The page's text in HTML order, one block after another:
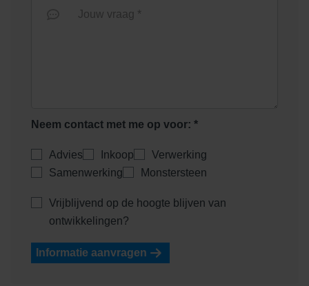
Jouw vraag *
Neem contact met me op voor: *
Advies Inkoop
Verwerking
Samenwerking
Monstersteen
Vrijblijvend op de hoogte blijven van
ontwikkelingen?
Informatie aanvragen